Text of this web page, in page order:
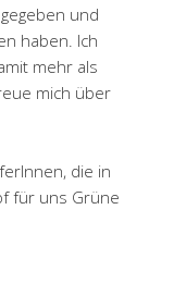
und
haben. Ich
mehr als
mich über
die in
für uns Grüne